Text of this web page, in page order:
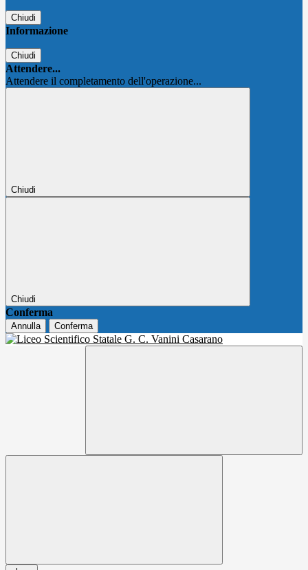
Chiudi
Informazione
Chiudi
Attendere...
Attendere il completamento dell'operazione...
Chiudi
Chiudi
Conferma
Annulla Conferma